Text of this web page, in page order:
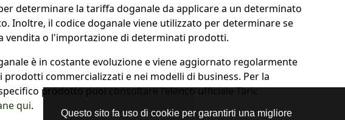
determinare la tariffa doganale da applicare a un determinato
Inoltre, il codice doganale viene utilizzato per determinare se
vendita o l'importazione di determinati prodotti.
è in costante evoluzione e viene aggiornato regolarmente
commercializzati e nei modelli di business. Per la
prodotto puoiconsultare l'elenco ufficiale Taric
qui.